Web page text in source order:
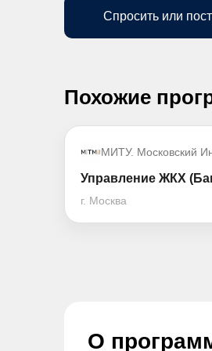
Спросить или
Похожие
МИТУ. Московский
Управление ЖКХ
г. Москва
О